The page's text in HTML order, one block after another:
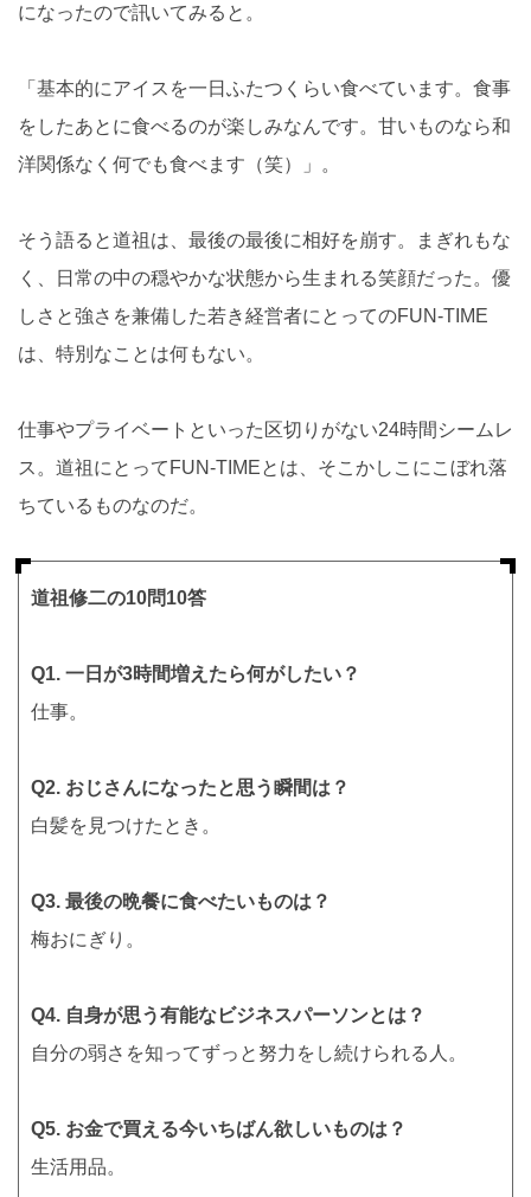
になったので訊いてみると。
「基本的にアイスを一日ふたつくらい食べています。食事
をしたあとに食べるのが楽しみなんです。甘いものなら和
洋関係なく何でも食べます（笑）」。
そう語ると道祖は、最後の最後に相好を崩す。まぎれもな
く、日常の中の穏やかな状態から生まれる笑顔だった。優
しさと強さを兼備した若き経営者にとってのFUN-TIME
は、特別なことは何もない。
仕事やプライベートといった区切りがない24時間シームレ
ス。道祖にとってFUN-TIMEとは、そこかしこにこぼれ落
ちているものなのだ。
道祖修二の10問10答
Q1. 一日が3時間増えたら何がしたい？
仕事。
Q2. おじさんになったと思う瞬間は？
白髪を見つけたとき。
Q3. 最後の晩餐に食べたいものは？
梅おにぎり。
Q4. 自身が思う有能なビジネスパーソンとは？
自分の弱さを知ってずっと努力をし続けられる人。
Q5. お金で買える今いちばん欲しいものは？
生活用品。